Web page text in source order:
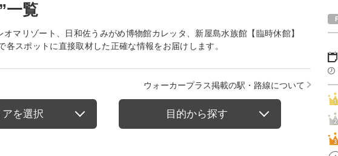
一覧
オマリゾート、日和佐うみがめ博物館カレッタ、新屋島水族館【臨時休館】
各スポットに直接取材した正確な情報をお届けします。
ウォーカープラス掲載の駅・路線について
アを選択 目的から探す